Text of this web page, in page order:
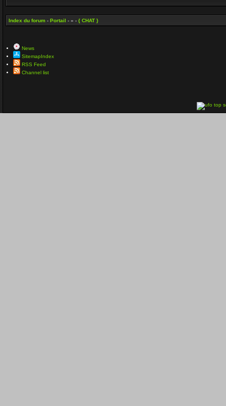
Index du forum - Portail - » - { CHAT }
News
SitemapIndex
RSS Feed
Channel list